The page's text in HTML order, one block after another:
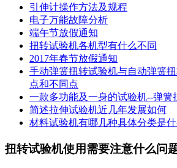
引伸计操作方法及规程
电子万能故障分析
端午节放假通知
扭转试验机各机型有什么不同
2017年春节放假通知
手动弹簧扭转试验机与自动弹簧
点和不同点
一款多功能及一身的试验机--弹簧
简述拉伸试验机近几年发展如何
材料试验机有哪几种具体分类是什
扭转试验机使用需要注意什么问